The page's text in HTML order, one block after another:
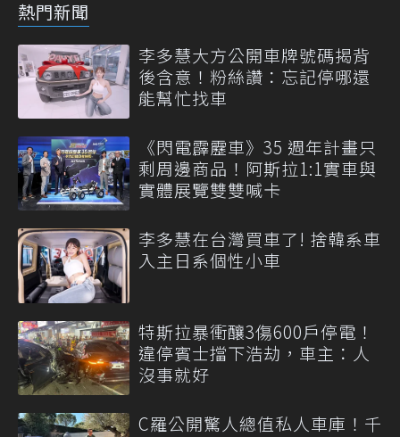
熱門新聞
李多慧大方公開車牌號碼揭背
後含意！粉絲讚：忘記停哪還
能幫忙找車
《閃電霹靂車》35 週年計畫只
剩周邊商品！阿斯拉1:1實車與
實體展覽雙雙喊卡
李多慧在台灣買車了! 捨韓系車
入主日系個性小車
特斯拉暴衝釀3傷600戶停電！
違停賓士擋下浩劫，車主：人
沒事就好
C羅公開驚人總值私人車庫！千